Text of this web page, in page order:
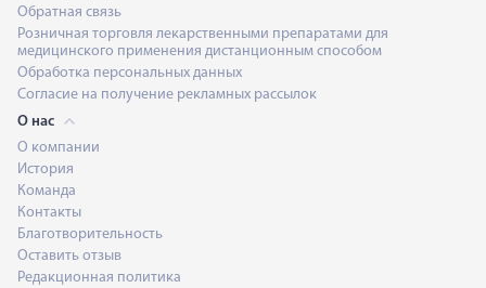
Обратная связь
Розничная торговля лекарственными препаратами для
медицинского применения дистанционным способом
Обработка персональных данных
Согласие на получение рекламных рассылок
О нас
О компании
История
Команда
Контакты
Благотворительность
Оставить отзыв
Редакционная политика